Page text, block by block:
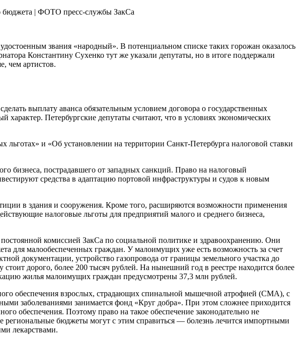
звания «народный». В потенциальном ­списке таких горожан оказалось
Константину Сухенко тут же указали депутаты, но в итоге поддержали
чем артистов.
выплату аванса обязательным условием договора о государственных
характер. Петербургские депутаты считают, что в условиях экономических
и «Об установлении на территории Санкт-Петербурга налоговой ставки
бизнеса, пострадавшего от западных санкций. Право на налоговый
средства в адаптацию портовой инфраструктуры и судов к новым
в здания и сооружения. Кроме того, расширяются возможности применения
налоговые льготы для предприятий малого и среднего бизнеса,
комиссией ЗакСа по социальной политике и здравоохранению. Они
для малообеспеченных граждан. У малоимущих уже есть возможность за счет
документации, устройство газопровода от границы земельного участка до
дорого, более 200 тысяч рублей. На нынешний год в реестре находится более
жилья малоимущих граждан предусмотрены 37,3 млн рублей.
обеспечения взрослых, страдающих спинальной мышечной атрофией (СМА), с
заболеваниями занимается фонд «Круг добра». При этом сложнее приходится
обеспечения. Поэтому право на такое обеспечение законодательно не
региональные бюджеты могут с этим справиться — болезнь лечится импортными
лекарствами.